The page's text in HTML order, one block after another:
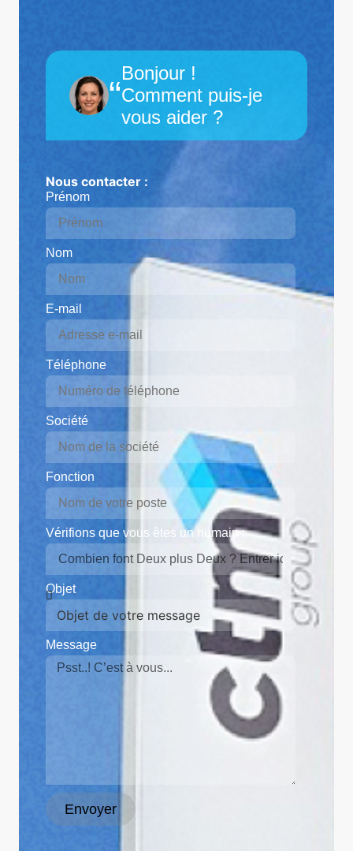
“
Bonjour !
Comment puis-je
vous aider ?
Nous contacter :
Prénom
Nom
E-mail
Téléphone
Société
Fonction
Vérifions que vous êtes un humain :
Objet
Message
Envoyer